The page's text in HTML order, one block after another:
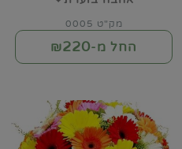
מק"ט 0005
החל מ-₪220